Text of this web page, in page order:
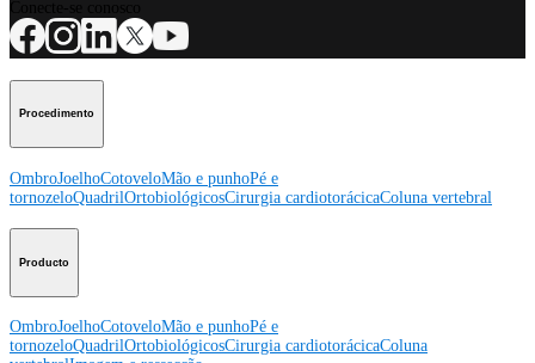
Procedimento
OmbroJoelhoCotoveloMão e punhoPé e
tornozeloQuadrilOrtobiológicosCirurgia cardiotorácicaColuna vertebral
Producto
OmbroJoelhoCotoveloMão e punhoPé e
tornozeloQuadrilOrtobiológicosCirurgia cardiotorácicaColuna